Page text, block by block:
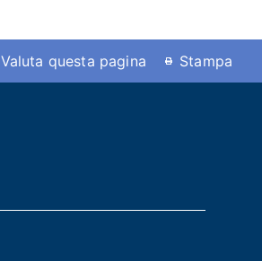
Valuta questa pagina Stampa